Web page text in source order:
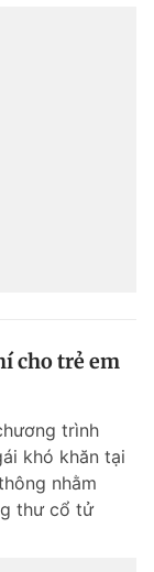
cho trẻ em
trình
khó khăn tại
nhằm
thư cổ tử